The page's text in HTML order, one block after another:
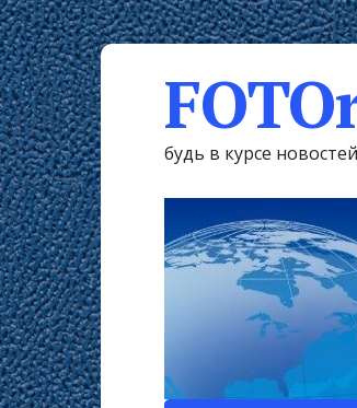
будь в курсе новостей